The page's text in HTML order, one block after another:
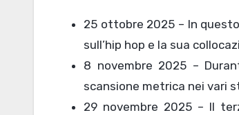
25 ottobre 2025 – In
sull’hip hop e la sua
8 novembre 2025 –
scansione metrica nei vari
29 novembre 2025 – Il